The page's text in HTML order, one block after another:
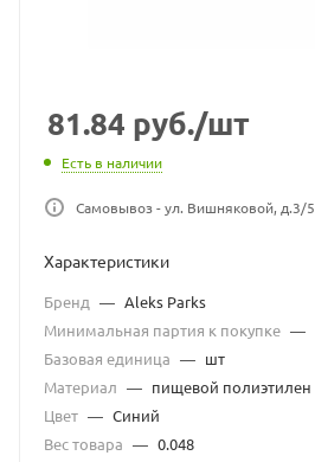
81.84 руб./шт
Есть в наличии
Самовывоз - ул. Вишняковой, д.3/5
Характеристики
Бренд — Aleks Parks
Минимальная партия к покупке —
Базовая единица — шт
Материал — пищевой полиэтилен
Цвет — Синий
Вес товара — 0.048